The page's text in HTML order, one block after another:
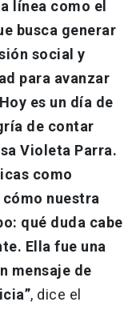
línea como el
busca generar
social y
para avanzar
es un día de
de contar
Violeta Parra.
como
nuestra
qué duda cabe
Ella fue una
mensaje de
, dice el